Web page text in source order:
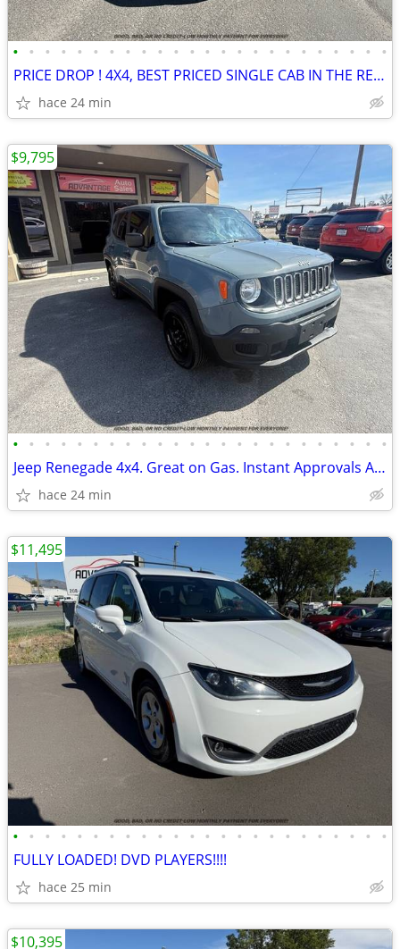
• • • • • • • • • • • • • • • • • • • • • • • •
PRICE DROP ! 4X4, BEST PRICED SINGLE CAB IN THE REGION, HARD TO FIND
hace 24 min
• • • • • • • • • • • • • • • • • • • • • • • •
Jeep Renegade 4x4. Great on Gas. Instant Approvals Available
hace 24 min
$9,795
• • • • • • • • • • • • • • • • • • • • • • • •
FULLY LOADED! DVD PLAYERS!!!!
hace 25 min
$11,495
$10,395